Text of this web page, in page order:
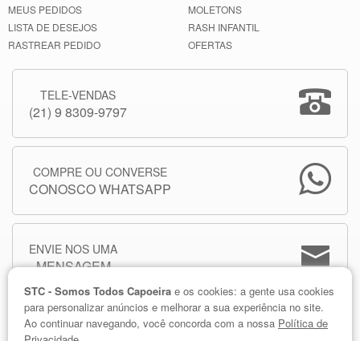
MEUS PEDIDOS
LISTA DE DESEJOS
RASTREAR PEDIDO
MOLETONS
RASH INFANTIL
OFERTAS
TELE-VENDAS
(21) 9 8309-9797
COMPRE OU CONVERSE
CONOSCO WHATSAPP
ENVIE NOS UMA
MENSAGEM
STC - Somos Todos Capoeira e os cookies: a gente usa cookies
para personalizar anúncios e melhorar a sua experiência no site.
Ao continuar navegando, você concorda com a nossa Política de